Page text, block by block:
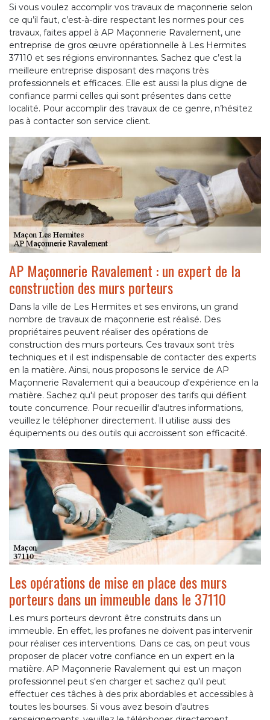
Si vous voulez accomplir vos travaux de maçonnerie selon
ce qu’il faut, c’est-à-dire respectant les normes pour ces
travaux, faites appel à AP Maçonnerie Ravalement, une
entreprise de gros œuvre opérationnelle à Les Hermites
37110 et ses régions environnantes. Sachez que c’est la
meilleure entreprise disposant des maçons très
professionnels et efficaces. Elle est aussi la plus digne de
confiance parmi celles qui sont présentes dans cette
localité. Pour accomplir des travaux de ce genre, n’hésitez
pas à contacter son service client.
AP Maçonnerie Ravalement : un expert de la
construction des murs porteurs
Dans la ville de Les Hermites et ses environs, un grand
nombre de travaux de maçonnerie est réalisé. Des
propriétaires peuvent réaliser des opérations de
construction des murs porteurs. Ces travaux sont très
techniques et il est indispensable de contacter des experts
en la matière. Ainsi, nous proposons le service de AP
Maçonnerie Ravalement qui a beaucoup d'expérience en la
matière. Sachez qu'il peut proposer des tarifs qui défient
toute concurrence. Pour recueillir d'autres informations,
veuillez le téléphoner directement. Il utilise aussi des
équipements ou des outils qui accroissent son efficacité.
Les opérations de mise en place des murs
porteurs dans un immeuble dans le 37110
Les murs porteurs devront être construits dans un
immeuble. En effet, les profanes ne doivent pas intervenir
pour réaliser ces interventions. Dans ce cas, on peut vous
proposer de placer votre confiance en un expert en la
matière. AP Maçonnerie Ravalement qui est un maçon
professionnel peut s'en charger et sachez qu'il peut
effectuer ces tâches à des prix abordables et accessibles à
toutes les bourses. Si vous avez besoin d'autres